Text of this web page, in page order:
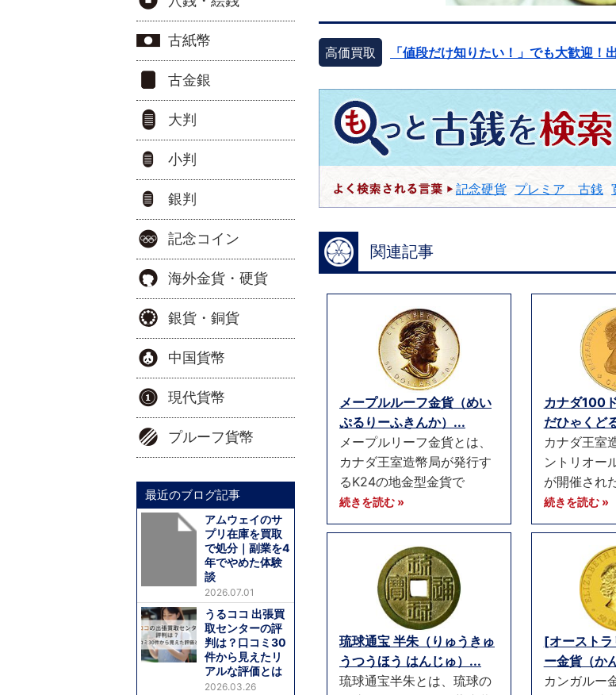
高価買取 「値段だけ知りたい！」でも大歓迎
記念硬貨 プレミア 古銭
関連記事
メープルルーフ金貨（めい
ぷるりーふきんか）...
メープルリーフ金貨とは、
カナダ王室造幣局が発行す
るK24の地金型金貨で
続きを読む »
カナダ100
だひゃくど
カナダ王室
ントリオー
が開催され
続きを読む »
琉球通宝 半朱（りゅうきゅ
うつうほう はんじゅ）...
琉球通宝半朱とは、琉球の
[オースト
ー金貨（か
カンガルー
古紙幣
古金銀
大判
小判
銀判
記念コイン
海外金貨・硬貨
銀貨・銅貨
中国貨幣
現代貨幣
プルーフ貨幣
最近のブログ記事
アムウェイのサ
プリ在庫を買取
で処分｜副業を4
年でやめた体験
談
2026.07.01
うるココ 出張買
取センターの評
判は？口コミ30
件から見えたリ
アルな評価とは
2026.03.26